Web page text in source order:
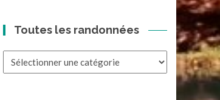
Toutes les randonnées